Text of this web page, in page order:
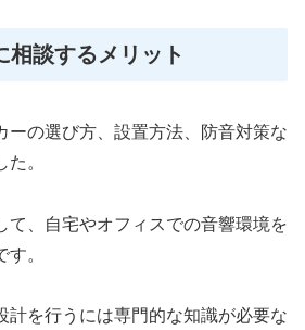
相談するメリット
ーの選び方、設置方法、防音対策な
。
て、自宅やオフィスでの音響環境を
。
計を行うには専門的な知識が必要な